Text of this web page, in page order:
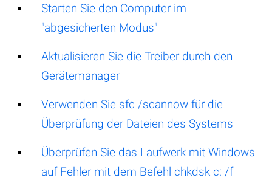
Starten Sie den Computer im
"abgesicherten Modus"
Aktualisieren Sie die Treiber durch den
Gerätemanager
Verwenden Sie sfc /scannow für die
Überprüfung der Dateien des Systems
Überprüfen Sie das Laufwerk mit Windows
auf Fehler mit dem Befehl chkdsk c: /f